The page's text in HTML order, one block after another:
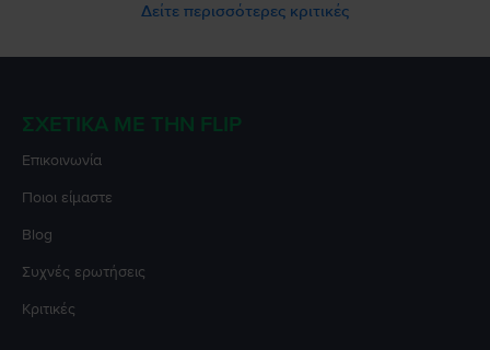
Δείτε περισσότερες κριτικές
ΣΧΕΤΙΚΆ ΜΕ ΤΗΝ FLIP
Επικοινωνία
Ποιοι είμαστε
Blog
Συχνές ερωτήσεις
Κριτικές